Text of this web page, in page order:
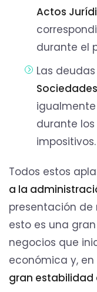
Actos
durante el
Las
Sociedades
durante
impositivos.
Todos estos
a la
presentación de
esto es una
negocios que
económica y,
gran estabilidad